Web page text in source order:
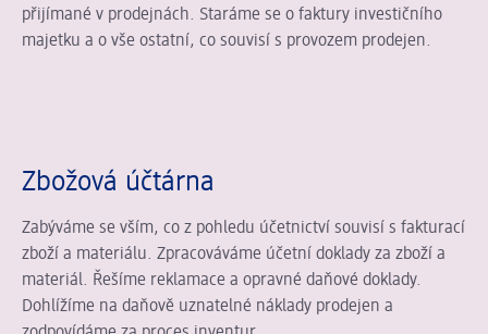
přijímané v prodejnách. Staráme se o faktury investičního
majetku a o vše ostatní, co souvisí s provozem prodejen.
Zbožová účtárna
Zabýváme se vším, co z pohledu účetnictví souvisí s fakturací
zboží a materiálu. Zpracováváme účetní doklady za zboží a
materiál. Řešíme reklamace a opravné daňové doklady.
Dohlížíme na daňově uznatelné náklady prodejen a